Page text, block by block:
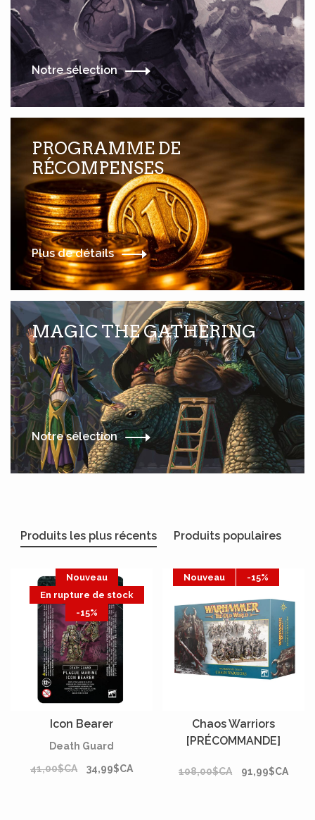
Notre sélection
PROGRAMME DE
RÉCOMPENSES
Plus de détails
MAGIC THE GATHERING
Notre sélection
Produits les plus récents Produits populaires
Nouveau
En rupture de stock
-15%
Icon Bearer
Death Guard
41,00$CA
34,99$CA
Nouveau -15%
Chaos Warriors
[PRÉCOMMANDE]
108,00$CA 91,99$CA